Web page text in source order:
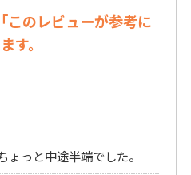
このレビューが参考に
す。
っと中途半端でした。